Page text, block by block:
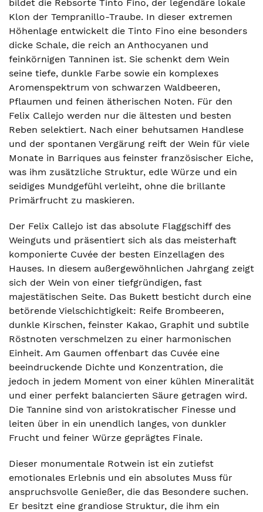
bildet die Rebsorte Tinto Fino, der legendäre lokale
Klon der Tempranillo-Traube. In dieser extremen
Höhenlage entwickelt die Tinto Fino eine besonders
dicke Schale, die reich an Anthocyanen und
feinkörnigen Tanninen ist. Sie schenkt dem Wein
seine tiefe, dunkle Farbe sowie ein komplexes
Aromenspektrum von schwarzen Waldbeeren,
Pflaumen und feinen ätherischen Noten. Für den
Felix Callejo werden nur die ältesten und besten
Reben selektiert. Nach einer behutsamen Handlese
und der spontanen Vergärung reift der Wein für viele
Monate in Barriques aus feinster französischer Eiche,
was ihm zusätzliche Struktur, edle Würze und ein
seidiges Mundgefühl verleiht, ohne die brillante
Primärfrucht zu maskieren.
Der Felix Callejo ist das absolute Flaggschiff des
Weinguts und präsentiert sich als das meisterhaft
komponierte Cuvée der besten Einzellagen des
Hauses. In diesem außergewöhnlichen Jahrgang zeigt
sich der Wein von einer tiefgründigen, fast
majestätischen Seite. Das Bukett besticht durch eine
betörende Vielschichtigkeit: Reife Brombeeren,
dunkle Kirschen, feinster Kakao, Graphit und subtile
Röstnoten verschmelzen zu einer harmonischen
Einheit. Am Gaumen offenbart das Cuvée eine
beeindruckende Dichte und Konzentration, die
jedoch in jedem Moment von einer kühlen Mineralität
und einer perfekt balancierten Säure getragen wird.
Die Tannine sind von aristokratischer Finesse und
leiten über in ein unendlich langes, von dunkler
Frucht und feiner Würze geprägtes Finale.
Dieser monumentale Rotwein ist ein zutiefst
emotionales Erlebnis und ein absolutes Muss für
anspruchsvolle Genießer, die das Besondere suchen.
Er besitzt eine grandiose Struktur, die ihm ein